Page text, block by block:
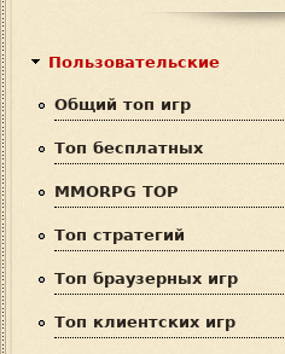
Пользовательские
Общий топ игр
Топ бесплатных
MMORPG TOP
Топ стратегий
Топ браузерных игр
Топ клиентских игр